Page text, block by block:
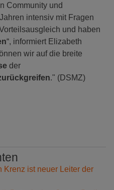
Community und
intensiv mit Fragen
und haben
“, informiert Elizabeth
wir auf die breite
der
." (DSMZ)
Krenz ist neuer Leiter der